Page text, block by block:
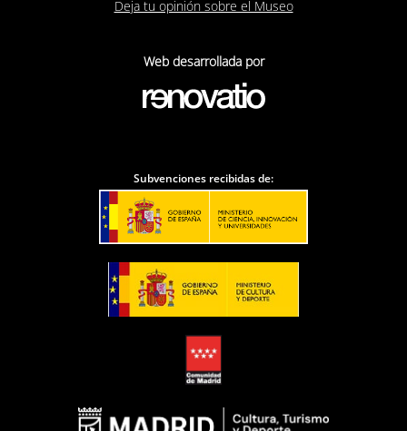
Deja tu opinión sobre el Museo
Web desarrollada por
Subvenciones recibidas de: